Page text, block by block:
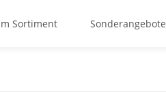
Sortiment Sonderangebote